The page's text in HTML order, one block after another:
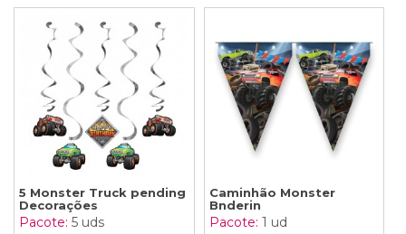
5 Monster Truck pending
Decorações
Pacote: 5 uds
Caminhão Monster
Bnderin
Pacote: 1 ud